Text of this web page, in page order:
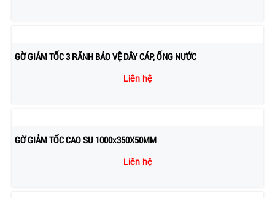
GỜ GIẢM TỐC 3 RÃNH BẢO VỆ DÂY CÁP, ỐNG NƯỚC
Liên hệ
GỜ GIẢM TỐC CAO SU 1000x350X50MM
Liên hệ